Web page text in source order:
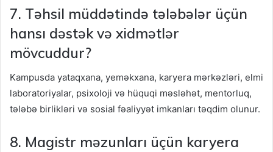
7. Təhsil müddətində tələbələr üçün
hansı dəstək və xidmətlər
mövcuddur?
Kampusda yataqxana, yeməkxana, karyera mərkəzləri, elmi
laboratoriyalar, psixoloji və hüquqi məsləhət, mentorluq,
tələbə birlikləri və sosial fəaliyyət imkanları təqdim olunur.
8. Magistr məzunları üçün karyera